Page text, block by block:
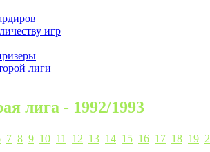
игр
лиги
лига - 1992/1993
7 8 9 10 11 12 13 14 15 16 17 18 19